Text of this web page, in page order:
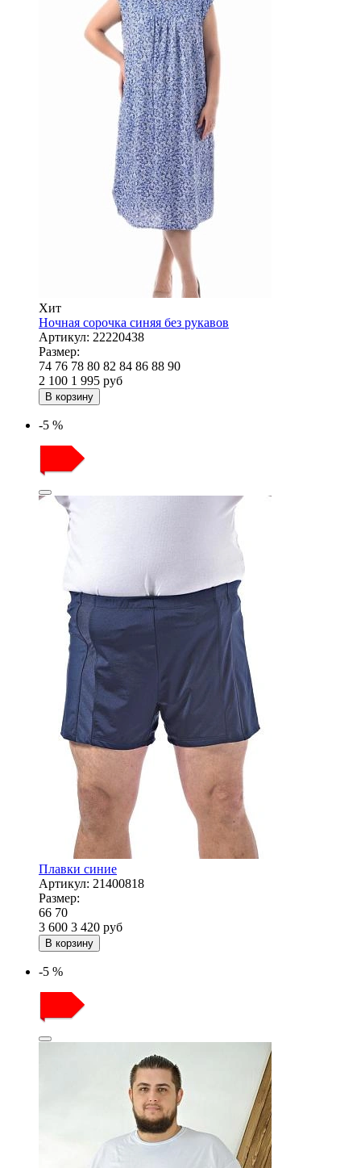
Хит
Ночная сорочка синяя без рукавов
Артикул: 22220438
Размер:
74 76 78 80 82 84 86 88 90
2 100 1 995 руб
В корзину
-5 %
Плавки синие
Артикул: 21400818
Размер:
66 70
3 600 3 420 руб
В корзину
-5 %